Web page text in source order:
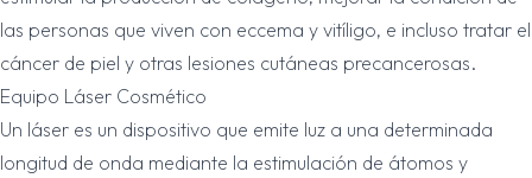
las personas que viven con eccema y vitíligo, e incluso tratar el
cáncer de piel y otras lesiones cutáneas precancerosas.
Equipo Láser Cosmético
Un láser es un dispositivo que emite luz a una determinada
longitud de onda mediante la estimulación de átomos y